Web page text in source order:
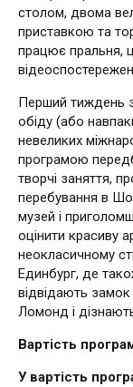
столом, двома
приставкою та
працює пральня,
Перший тиждень
обіду (або
невеликих
програмою
творчі заняття,
перебування в
музей і
оцінити красиву
неокласичному
Единбург, де
відвідають замок
Ломонд і
Вартість
У вартість